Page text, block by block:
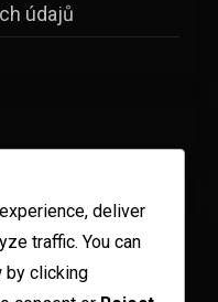
údajů
Search
deliver
traffic. You can
by clicking